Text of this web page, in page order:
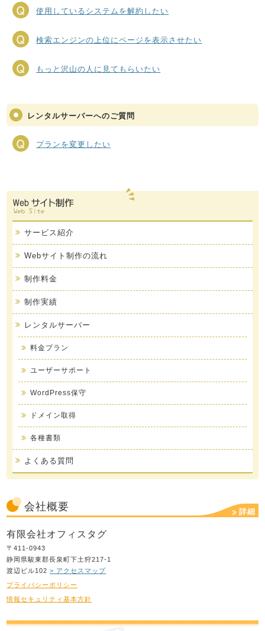
使用しているシステムを解約したい
検索エンジンの上位にページを表示させたい
もっと沢山の人に見てもらいたい
レンタルサーバーへのご質問
プランを変更したい
サービス紹介
Webサイト制作の流れ
制作料金
制作実績
レンタルサーバー
料金プラン
ユーザーサポート
WordPress保守
ドメイン取得
各種書類
よくある質問
会社概要 詳細
有限会社オフィスタグ
〒411-0943
静岡県駿東郡長泉町下土狩217-1
渡辺ビル102> アクセスマップ
プライバシーポリシー
情報セキュリティ基本方針